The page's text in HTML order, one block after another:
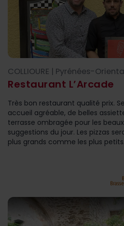
Restaurant L’Arcade
COLLIOURE | Pyrénées-
Très bon restaurant qualité prix.
accueil agréable, de belles
terrasse ombragée pour les
suggestions du jour. Les pizzas
plus grands comme les plus petits.